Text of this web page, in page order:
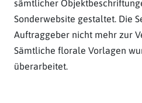
sämtlicher
Sonderwebsite gestaltet. Die
Auftraggeber nicht mehr zur
Sämtliche florale Vorlagen
überarbeitet.